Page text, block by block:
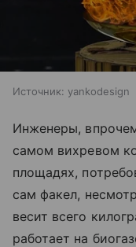
Источник: yankodesign
Инженеры,
самом вихревом
площадях,
сам факел,
весит всего
работает на